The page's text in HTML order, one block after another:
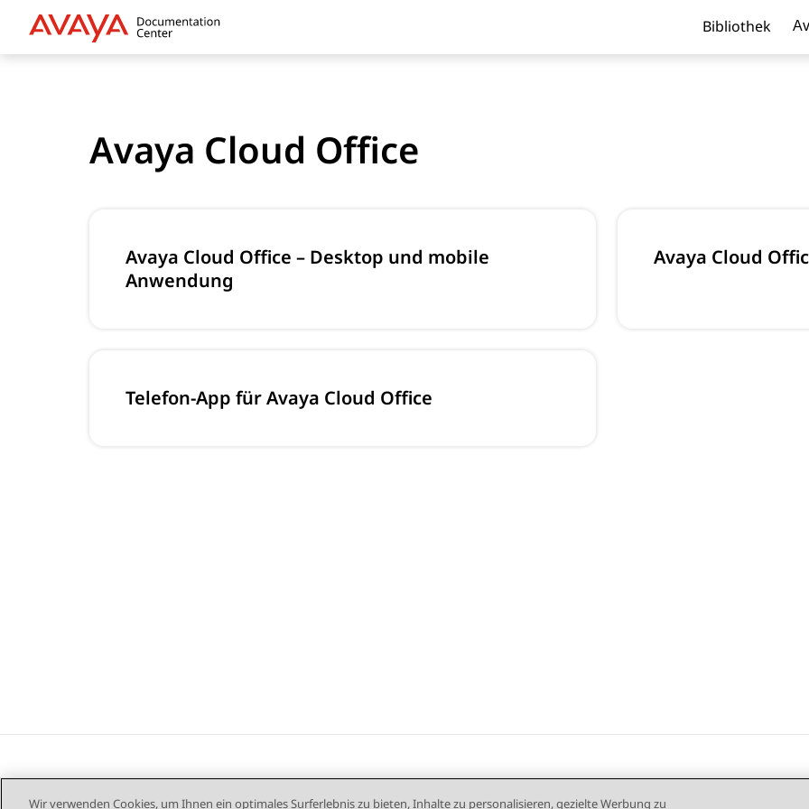
Bibliothek
Avaya Cloud Office
Avaya Cloud Office – Desktop und mobile
Anwendung
Avaya Cloud
Telefon-App für Avaya Cloud Office
Wir verwenden Cookies, um Ihnen ein optimales Surferlebnis zu bieten, Inhalte zu personalisieren, gezielte Werbung zu